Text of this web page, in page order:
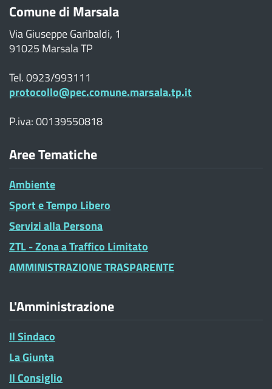
Comune di Marsala
Via Giuseppe Garibaldi, 1
91025 Marsala TP
Tel. 0923/993111
protocollo@pec.comune.marsala.tp.it
P.iva: 00139550818
Aree Tematiche
Ambiente
Sport e Tempo Libero
Servizi alla Persona
ZTL - Zona a Traffico Limitato
AMMINISTRAZIONE TRASPARENTE
L'Amministrazione
Il Sindaco
La Giunta
Il Consiglio